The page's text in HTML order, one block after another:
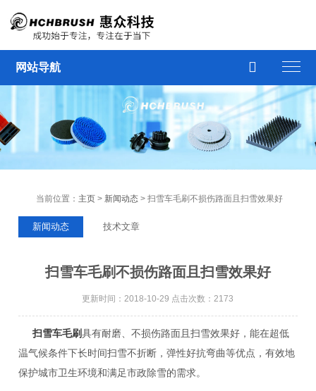
网站导航 
当前位置： 主页 > 新闻动态 > 扫雪车毛刷不损伤路面且扫雪效果好
新闻动态 技术文章
扫雪车毛刷不损伤路面且扫雪效果好
更新时间：2018-10-29 点击次数：2173
扫雪车毛刷具有耐磨、不损伤路面且扫雪效果好，能在超低
温气候条件下长时间扫雪不折断，弹性好抗弯曲等优点，有效地
保护城市卫生环境和满足市政除雪的需求。